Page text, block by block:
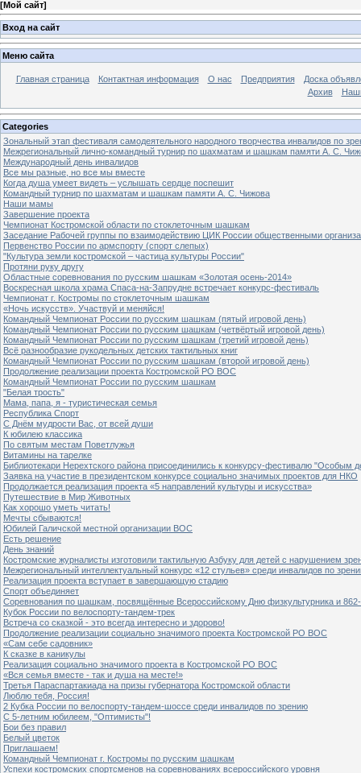
[Мой сайт]
Вход на сайт
Меню сайта
Главная страница Контактная информация О нас Предприятия
Доска
Архив
Categories
Зональный этап фестиваля самодеятельного народного творчества инвалидов по
Межрегиональный лично-командный турнир по шахматам и шашкам памяти А. С.
Международный день инвалидов
Все мы разные, но все мы вместе
Когда душа умеет видеть – услышать сердце поспешит
Командный турнир по шахматам и шашкам памяти А. С. Чижова
Наши мамы
Завершение проекта
Чемпионат Костромской области по стоклеточным шашкам
Заседание Рабочей группы по взаимодействию ЦИК России общественными
Первенство России по армспорту (спорт слепых)
"Культура земли костромской – частица культуры России"
Протяни руку другу
Областные соревнования по русским шашкам «Золотая осень-2014»
Воскресная школа храма Спаса-на-Запрудне встречает конкурс-фестиваль
Чемпионат г. Костромы по стоклеточным шашкам
«Ночь искусств». Участвуй и меняйся!
Командный Чемпионат России по русским шашкам (пятый игровой день)
Командный Чемпионат России по русским шашкам (четвёртый игровой день)
Командный Чемпионат России по русским шашкам (третий игровой день)
Всё разнообразие рукодельных детских тактильных книг
Командный Чемпионат России по русским шашкам (второй игровой день)
Продолжение реализации проекта Костромской РО ВОС
Командный Чемпионат России по русским шашкам
"Белая трость"
Мама, папа, я - туристическая семья
Республика Спорт
С Днём мудрости Вас, от всей души
К юбилею классика
По святым местам Поветлужья
Витамины на тарелке
Библиотекари Нерехтского района присоединились к конкурсу-фестивалю "Особым
Заявка на участие в президентском конкурсе социально значимых проектов для НКО
Продолжается реализация проекта «5 направлений культуры и искусства»
Путешествие в Мир Животных
Как хорошо уметь читать!
Мечты сбываются!
Юбилей Галичской местной организации ВОС
Есть решение
День знаний
Костромские журналисты изготовили тактильную Азбуку для детей с нарушением
Межрегиональный интеллектуальный конкурс «12 стульев» среди инвалидов по
Реализация проекта вступает в завершающую стадию
Спорт объединяет
Соревнования по шашкам, посвящённые Всероссийскому Дню физкультурника и
Кубок России по велоспорту-тандем-трек
Встреча со сказкой - это всегда интересно и здорово!
Продолжение реализации социально значимого проекта Костромской РО ВОС
«Сам себе садовник»
К сказке в каникулы
Реализация социально значимого проекта в Костромской РО ВОС
«Вся семья вместе - так и душа на месте!»
Третья Параспартакиада на призы губернатора Костромской области
Люблю тебя, Россия!
2 Кубка России по велоспорту-тандем-шоссе среди инвалидов по зрению
С 5-летним юбилеем, "Оптимисты"!
Бои без правил
Белый цветок
Приглашаем!
Командный Чемпионат г. Костромы по русским шашкам
Успехи костромских спортсменов на соревнованиях всероссийского уровня